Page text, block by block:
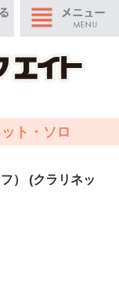
ト・ソロ
） (クラリネッ